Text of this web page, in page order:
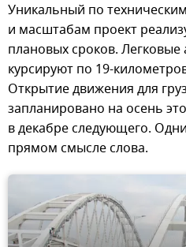
Уникальный по
и масштабам проект
плановых сроков.
курсируют по 19-
Открытие движения для
запланировано на осень
в декабре следующего.
прямом смысле слова.